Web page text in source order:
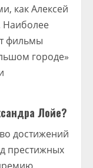
как Алексей
Наиболее
фильмы
городе»
Лойе?
достижений
престижных